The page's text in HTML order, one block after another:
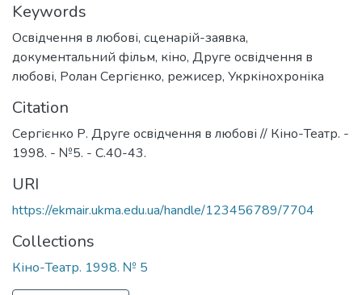
Keywords
Освідчення в любові, сценарій-заявка,
документальний фільм, кіно, Друге освідчення в
любові, Ролан Сергієнко, режисер, Укркінохроніка
Citation
Сергієнко Р. Друге освідчення в любові // Кіно-Театр. -
1998. - №5. - С.40-43.
URI
https://ekmair.ukma.edu.ua/handle/123456789/7704
Collections
Кіно-Театр. 1998. № 5